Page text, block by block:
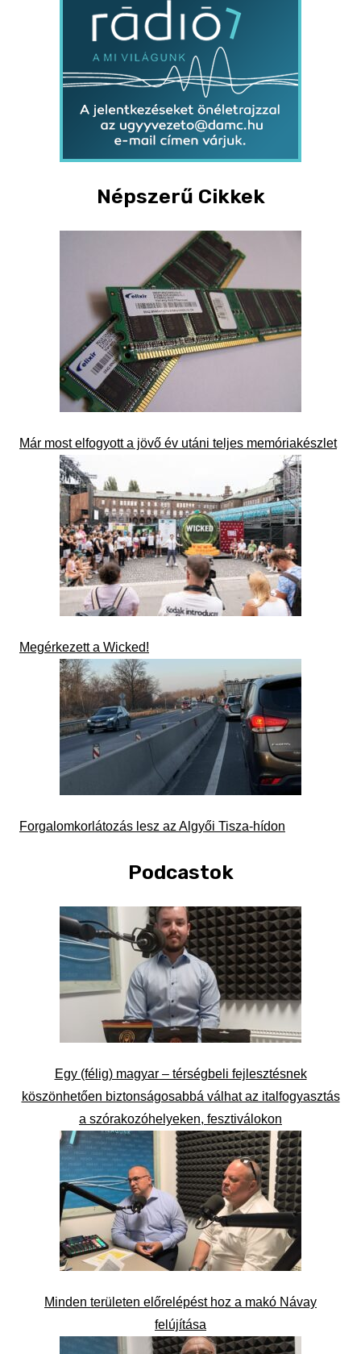
Népszerű Cikkek
Már most elfogyott a jövő év utáni teljes memóriakészlet
Megérkezett a Wicked!
Forgalomkorlátozás lesz az Algyői Tisza-hídon
Podcastok
Egy (félig) magyar – térségbeli fejlesztésnek
köszönhetően biztonságosabbá válhat az italfogyasztás
a szórakozóhelyeken, fesztiválokon
Minden területen előrelépést hoz a makó Návay
felújítása